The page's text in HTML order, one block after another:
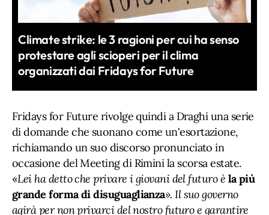
Climate strike: le 3 ragioni per cui ha senso
protestare agli scioperi per il clima
organizzati dai Fridays for Future
Fridays for Future rivolge quindi a Draghi una serie
di domande che suonano come un'esortazione,
richiamando un suo discorso pronunciato in
occasione del Meeting di Rimini la scorsa estate.
«Lei ha detto che privare i giovani del futuro è la più
grande forma di disuguaglianza». Il suo governo
agirà per non privarci del nostro futuro e garantire